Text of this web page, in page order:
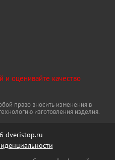
Силк Сноу
право вносить изменения в
изготовления изделия.
dveristop.ru